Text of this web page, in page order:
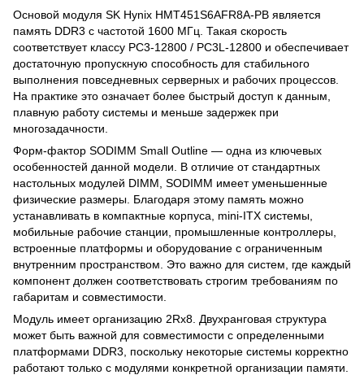
Основой модуля SK Hynix HMT451S6AFR8A-PB является
память DDR3 с частотой 1600 МГц. Такая скорость
соответствует классу PC3-12800 / PC3L-12800 и обеспечивает
достаточную пропускную способность для стабильного
выполнения повседневных серверных и рабочих процессов.
На практике это означает более быстрый доступ к данным,
плавную работу системы и меньше задержек при
многозадачности.
Форм-фактор SODIMM Small Outline — одна из ключевых
особенностей данной модели. В отличие от стандартных
настольных модулей DIMM, SODIMM имеет уменьшенные
физические размеры. Благодаря этому память можно
устанавливать в компактные корпуса, mini-ITX системы,
мобильные рабочие станции, промышленные контроллеры,
встроенные платформы и оборудование с ограниченным
внутренним пространством. Это важно для систем, где каждый
компонент должен соответствовать строгим требованиям по
габаритам и совместимости.
Модуль имеет организацию 2Rx8. Двухранговая структура
может быть важной для совместимости с определенными
платформами DDR3, поскольку некоторые системы корректно
работают только с модулями конкретной организации памяти.